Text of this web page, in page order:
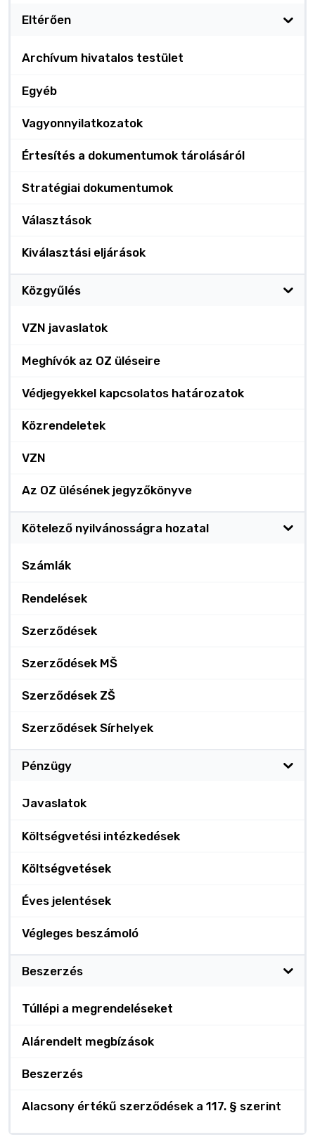
Eltérően
Archívum hivatalos testület
Egyéb
Vagyonnyilatkozatok
Értesítés a dokumentumok tárolásáról
Stratégiai dokumentumok
Választások
Kiválasztási eljárások
Közgyűlés
VZN javaslatok
Meghívók az OZ üléseire
Védjegyekkel kapcsolatos határozatok
Közrendeletek
VZN
Az OZ ülésének jegyzőkönyve
Kötelező nyilvánosságra hozatal
Számlák
Rendelések
Szerződések
Szerződések MŠ
Szerződések ZŠ
Szerződések Sírhelyek
Pénzügy
Javaslatok
Költségvetési intézkedések
Költségvetések
Éves jelentések
Végleges beszámoló
Beszerzés
Túllépi a megrendeléseket
Alárendelt megbízások
Beszerzés
Alacsony értékű szerződések a 117. § szerint